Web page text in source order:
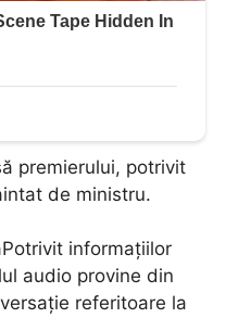
premierului, potrivit
de ministru.
informațiilor
audio provine din
referitoare la